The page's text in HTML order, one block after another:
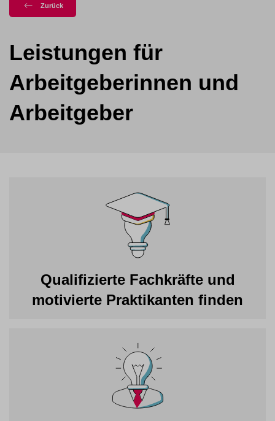
Zurück
Leistungen für
Arbeitgeberinnen und
Arbeitgeber
Qualifizierte Fachkräfte und
motivierte Praktikanten finden